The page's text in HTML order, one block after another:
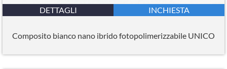
DETTAGLI INCHIESTA
Composito bianco nano ibrido fotopolimerizzabile UNICO